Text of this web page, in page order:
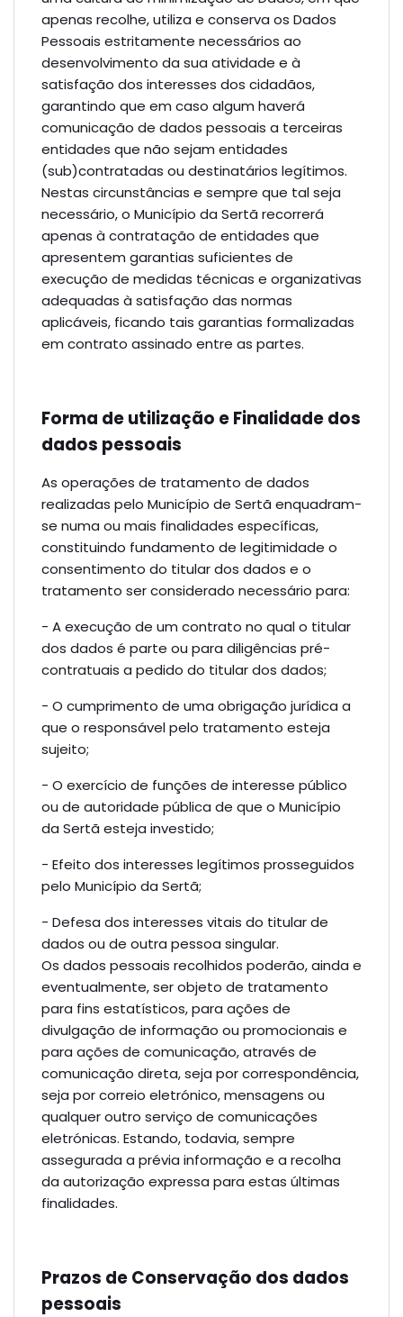
apenas recolhe, utiliza e conserva os Dados
Pessoais estritamente necessários ao
desenvolvimento da sua atividade e à
satisfação dos interesses dos cidadãos,
garantindo que em caso algum haverá
comunicação de dados pessoais a terceiras
entidades que não sejam entidades
(sub)contratadas ou destinatários legítimos.
Nestas circunstâncias e sempre que tal seja
necessário, o Município da Sertã recorrerá
apenas à contratação de entidades que
apresentem garantias suficientes de
execução de medidas técnicas e organizativas
adequadas à satisfação das normas
aplicáveis, ficando tais garantias formalizadas
em contrato assinado entre as partes.
Forma de utilização e Finalidade dos
dados pessoais
As operações de tratamento de dados
realizadas pelo Município de Sertã enquadram-
se numa ou mais finalidades específicas,
constituindo fundamento de legitimidade o
consentimento do titular dos dados e o
tratamento ser considerado necessário para:
- A execução de um contrato no qual o titular
dos dados é parte ou para diligências pré-
contratuais a pedido do titular dos dados;
- O cumprimento de uma obrigação jurídica a
que o responsável pelo tratamento esteja
sujeito;
- O exercício de funções de interesse público
ou de autoridade pública de que o Município
da Sertã esteja investido;
- Efeito dos interesses legítimos prosseguidos
pelo Município da Sertã;
- Defesa dos interesses vitais do titular de
dados ou de outra pessoa singular.
Os dados pessoais recolhidos poderão, ainda e
eventualmente, ser objeto de tratamento
para fins estatísticos, para ações de
divulgação de informação ou promocionais e
para ações de comunicação, através de
comunicação direta, seja por correspondência,
seja por correio eletrónico, mensagens ou
qualquer outro serviço de comunicações
eletrónicas. Estando, todavia, sempre
assegurada a prévia informação e a recolha
da autorização expressa para estas últimas
finalidades.
Prazos de Conservação dos dados
pessoais